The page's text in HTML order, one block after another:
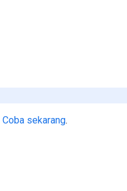
Coba sekarang.